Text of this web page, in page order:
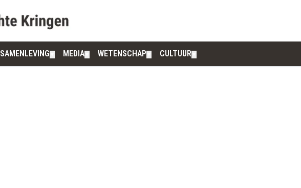
SAMENLEVING MEDIA WETENSCHAP CULTUUR